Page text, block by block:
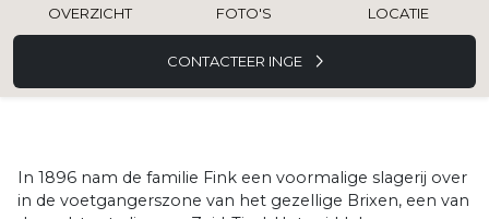
OVERZICHT FOTO'S LOCATIE
CONTACTEER INGE
In 1896 nam de familie Fink een voormalige slagerij over
in de voetgangerszone van het gezellige Brixen, een van